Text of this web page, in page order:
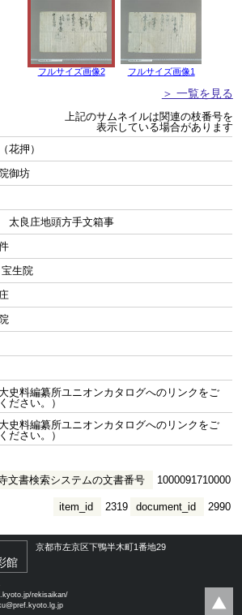
フルサイズ画像2 フルサイズ画像1
＞ 一覧を見る
上記のサムネイルは関連の枝番号を
表示している場合があります
花押）
御坊
太良庄地頭方手文箱事
生院
大史料編纂所ユニオンカタログへのリンクをご
ださい。）
大史料編纂所ユニオンカタログへのリンクをご
ださい。）
文書検索システムの文書番号 1000091710000
document_id 2990
item_id 2319
館
京都市左京区下鴨半木町1番地29
rekisaikan/